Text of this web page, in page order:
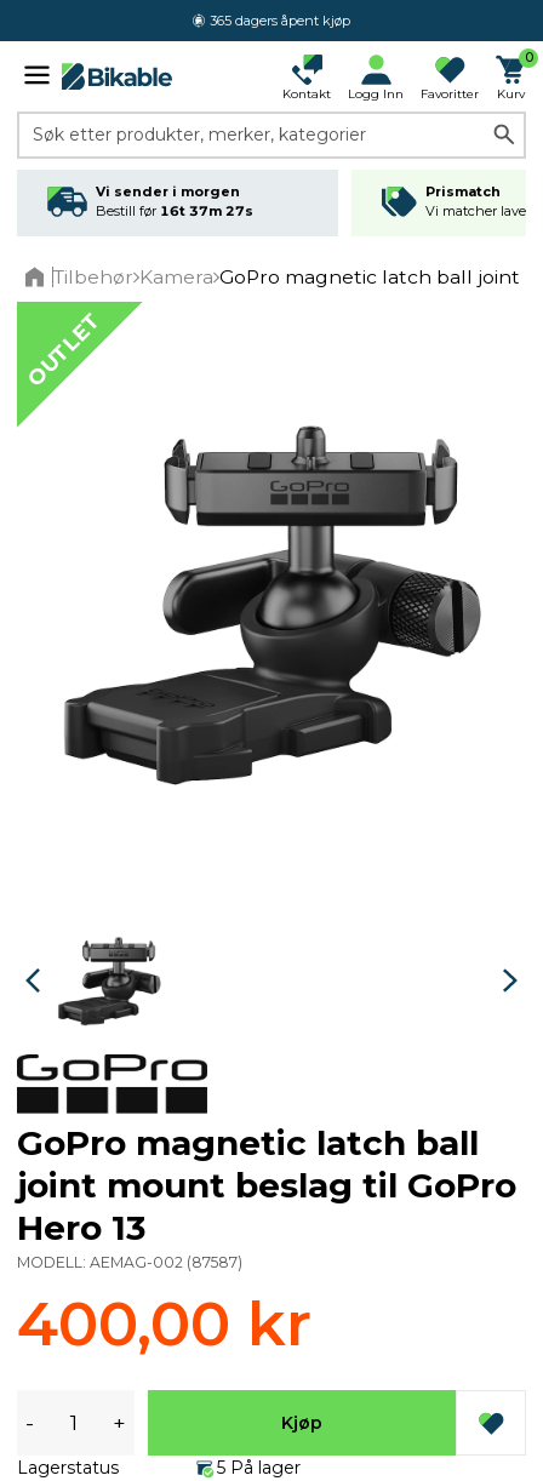
365 dagers åpent kjøp
Kontakt Logg Inn Favoritter
0
Kurv
Søk etter produkter, merker, kategorier
Vi sender i morgen
Bestill før 16t 37m 27s
Prismatch
Vi matcher
Tilbehør Kamera GoPro magnetic latch ball joint
OUTLET
GoPro magnetic latch ball
joint mount beslag til GoPro
Hero 13
MODELL: AEMAG-002 (87587)
400,00 kr
- + Kjøp
Lagerstatus
5 På lager